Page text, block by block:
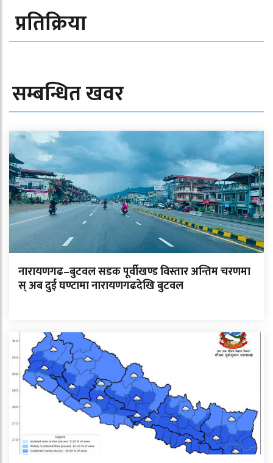
प्रतिक्रिया
सम्बन्धित खवर
नारायणगढ–बुटवल सडक पूर्वीखण्ड विस्तार अन्तिम चरणमा
स् अब दुई घण्टामा नारायणगढदेखि बुटवल